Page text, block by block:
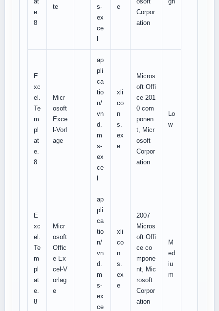
e.
8
te
s-
ex
ce
e
Corpor
ation
E
xc
el.
Te
m
pl
at
e.
8
Micr
osoft
Exce
l-Vorl
age
ap
pli
ca
tio
n/
vn
d.
m
s-
ex
ce
xli
co
n
s.
ex
e
Micros
oft Offi
ce 201
0 com
ponen
t, Micr
osoft
Corpor
ation
Lo
w
E
xc
el.
Te
m
pl
at
e.
8
Micr
osoft
Offic
e Ex
cel-V
orlag
e
ap
pli
ca
tio
n/
vn
d.
m
s-
ex
ce
xli
co
n
s.
ex
e
2007
Micros
oft Offi
ce co
mpone
nt, Mic
rosoft
Corpor
ation
M
ed
iu
m